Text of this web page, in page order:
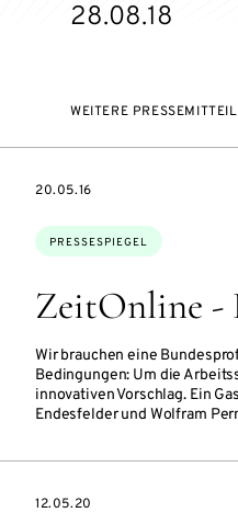
28.08.18
WEITERE
ZeitOnline -
Wir brauchen eine
Bedingungen: Um die
innovativen Vorschlag. Ein
Endesfelder und Wolfram
Themen:
PRESSESPIEGEL
DATE
20.05.16
DATE
12.05.20